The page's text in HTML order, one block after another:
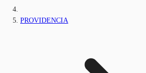
PROVIDENCIA